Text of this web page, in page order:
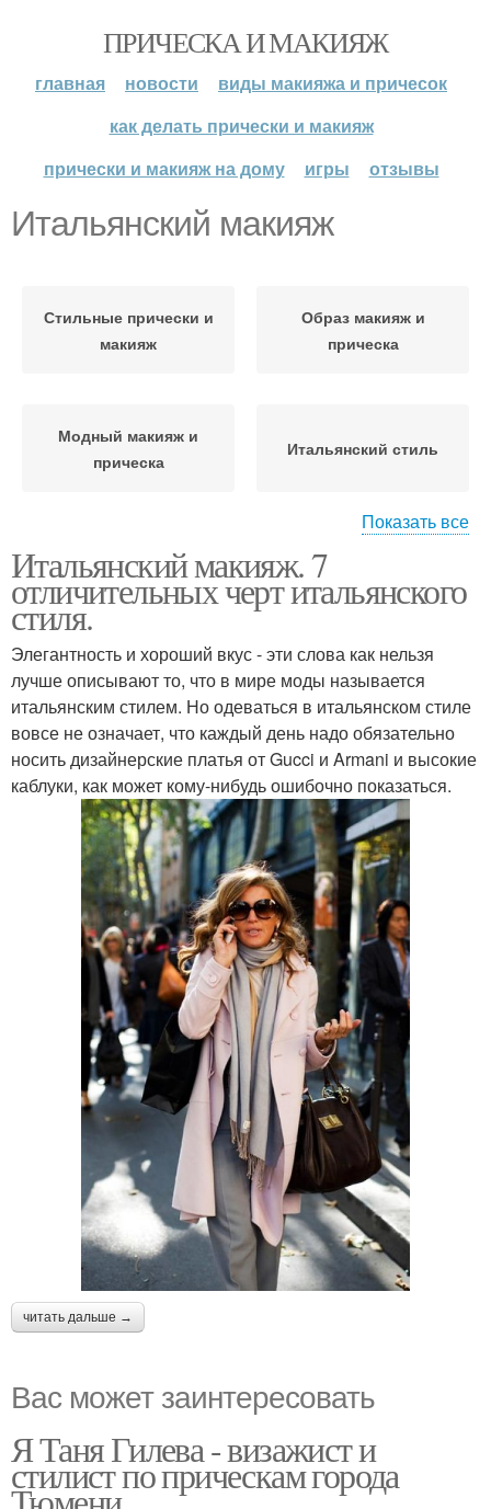
ПРИЧЕСКА И МАКИЯЖ
главная новости
виды макияжа и причесок
как делать прически и макияж
прически и макияж на дому
игры отзывы
Итальянский макияж
Стильные прически и
макияж
Образ макияж и
прическа
Модный макияж и
прическа
Итальянский стиль
Макияж для карих глаз
Макияж в итальянском
Макияж в стиле Макияж для брюнеток
Правильный макияж Русский макияж
Макияж на свадьбу
Свадьба в итальянском
стиле
Испанский макияж
Показать все
Итальянский макияж. 7
отличительных черт итальянского
стиля.
Элегантность и хороший вкус - эти слова как нельзя
лучше описывают то, что в мире моды называется
итальянским стилем. Но одеваться в итальянском стиле
вовсе не означает, что каждый день надо обязательно
носить дизайнерские платья от Gucci и Armani и высокие
каблуки, как может кому-нибудь ошибочно показаться.
читать дальше →
Вас может заинтересовать
Я Таня Гилева - визажист и
стилист по прическам города